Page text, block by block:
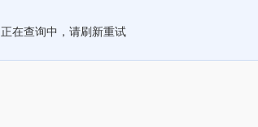
正在查询中，请刷新重试